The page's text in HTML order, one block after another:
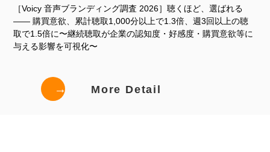
［Voicy 音声ブランディング調査 2026］聴くほど、選ばれる
—— 購買意欲、累計聴取1,000分以上で1.3倍、週3回以上の聴
取で1.5倍に〜継続聴取が企業の認知度・好感度・購買意欲等に
与える影響を可視化〜
→ More Detail